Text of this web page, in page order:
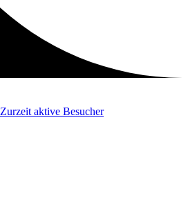
Zurzeit aktive Besucher